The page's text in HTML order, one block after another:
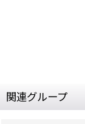
関連グループ